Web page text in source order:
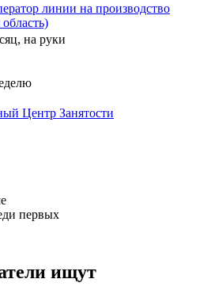
линии на производство
на руки
Центр Занятости
первых
ищут